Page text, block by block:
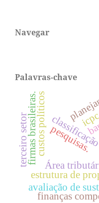
Navegar
Palavras-chave
Área
estrutura de
firmas brasileiras.
avaliação de
pesquisas.
terceiro setorcustos políticos
finanças